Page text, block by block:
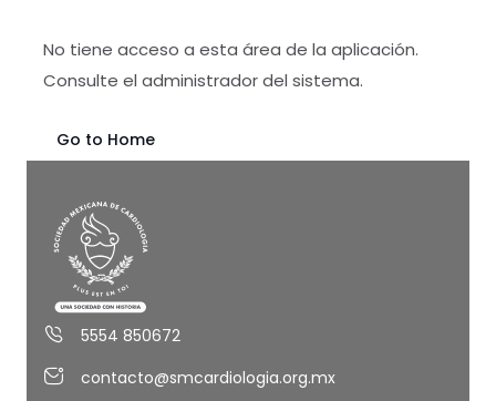
No tiene acceso a esta área de la aplicación.
Consulte el administrador del sistema.
Go to Home
5554 850672
contacto@smcardiologia.org.mx